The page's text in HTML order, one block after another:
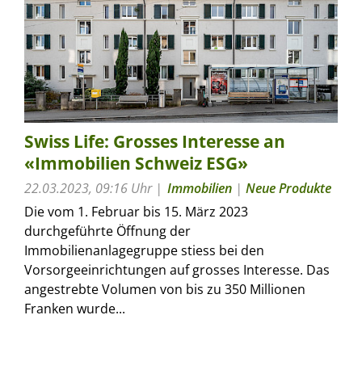
Swiss Life: Grosses Interesse an
«Immobilien Schweiz ESG»
22.03.2023, 09:16 Uhr Immobilien | Neue Produkte
Die vom 1. Februar bis 15. März 2023
durchgeführte Öffnung der
Immobilienanlagegruppe stiess bei den
Vorsorgeeinrichtungen auf grosses Interesse. Das
angestrebte Volumen von bis zu 350 Millionen
Franken wurde...